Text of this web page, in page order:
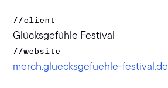
//client
Glücksgefühle Festival
//website
merch.gluecksgefuehle-festival.de